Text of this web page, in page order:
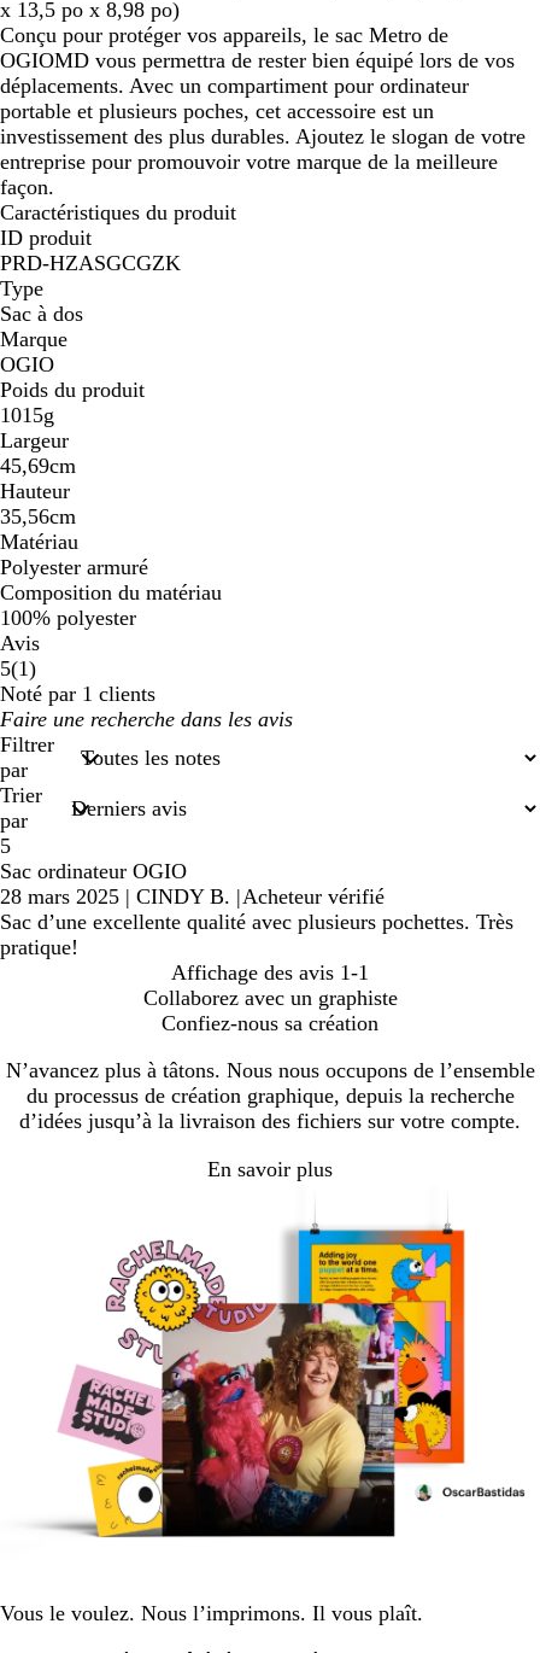
x 13,5 po x 8,98 po)
Conçu pour protéger vos appareils, le sac Metro de
OGIOMD vous permettra de rester bien équipé lors de vos
déplacements. Avec un compartiment pour ordinateur
portable et plusieurs poches, cet accessoire est un
investissement des plus durables. Ajoutez le slogan de votre
entreprise pour promouvoir votre marque de la meilleure
façon.
Caractéristiques du produit
ID produit
PRD-HZASGCGZK
Type
Sac à dos
Marque
OGIO
Poids du produit
1015g
Largeur
45,69cm
Hauteur
35,56cm
Matériau
Polyester armuré
Composition du matériau
100% polyester
Avis
5(11
avis
)
Noté par 1 clients
Mes
saisies
de
recherche
Filtrer
par
Trier
par
5
Sac ordinateur OGIO
28 mars 2025 | CINDY B. |Acheteur vérifié
Sac d’une excellente qualité avec plusieurs pochettes. Très
pratique!
Affichage des avis 1-1
Collaborez avec un graphiste
Confiez-nous sa création
N’avancez plus à tâtons. Nous nous occupons de l’ensemble
du processus de création graphique, depuis la recherche
d’idées jusqu’à la livraison des fichiers sur votre compte.
En savoir plus
Vous le voulez. Nous l’imprimons. Il vous plaît.